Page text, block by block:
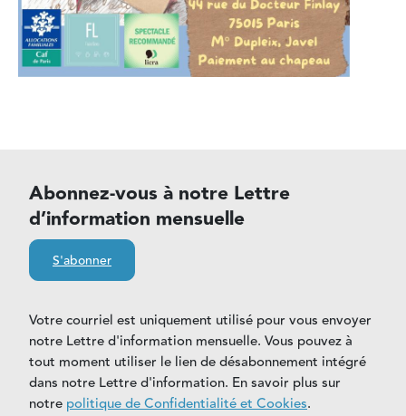
Abonnez-vous à notre Lettre
d’information mensuelle
S'abonner
Votre courriel est uniquement utilisé pour vous envoyer
notre Lettre d'information mensuelle. Vous pouvez à
tout moment utiliser le lien de désabonnement intégré
dans notre Lettre d'information. En savoir plus sur
notre politique de Confidentialité et Cookies.